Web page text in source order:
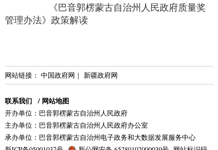
《巴音郭楞蒙古自治州人民政府质量奖
管理办法》政策解读
网站链接： 中国政府网 ｜ 新疆政府网
联系我们 / 网站地图
开办单位：巴音郭楞蒙古自治州人民政府
主办单位：巴音郭楞蒙古自治州人民政府办公室
承办单位：巴音郭楞蒙古自治州电子政务和大数据发展服务中心